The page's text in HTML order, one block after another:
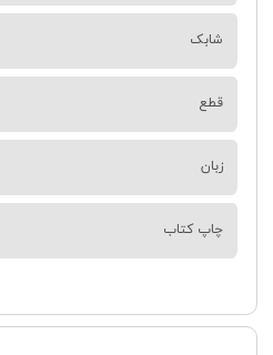
شابک
قطع
زبان
چاپ کتاب